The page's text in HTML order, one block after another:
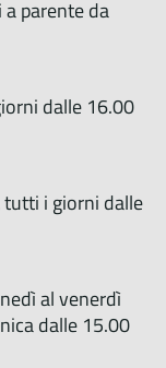
parente da
dalle 16.00
tutti i giorni dalle
al venerdì
dalle 15.00